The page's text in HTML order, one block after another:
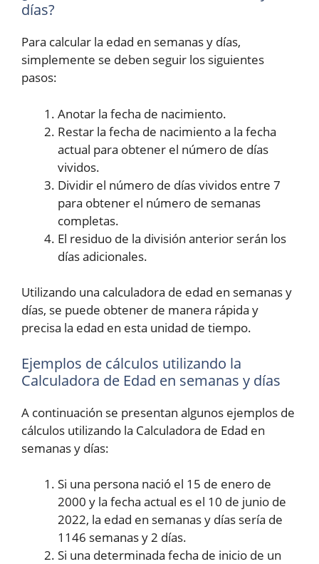
días?
Para calcular la edad en semanas y días,
simplemente se deben seguir los siguientes
pasos:
Anotar la fecha de nacimiento.
Restar la fecha de nacimiento a la fecha
actual para obtener el número de días
vividos.
Dividir el número de días vividos entre 7
para obtener el número de semanas
completas.
El residuo de la división anterior serán los
días adicionales.
Utilizando una calculadora de edad en semanas y
días, se puede obtener de manera rápida y
precisa la edad en esta unidad de tiempo.
Ejemplos de cálculos utilizando la
Calculadora de Edad en semanas y días
A continuación se presentan algunos ejemplos de
cálculos utilizando la Calculadora de Edad en
semanas y días:
Si una persona nació el 15 de enero de
2000 y la fecha actual es el 10 de junio de
2022, la edad en semanas y días sería de
1146 semanas y 2 días.
Si una determinada fecha de inicio de un